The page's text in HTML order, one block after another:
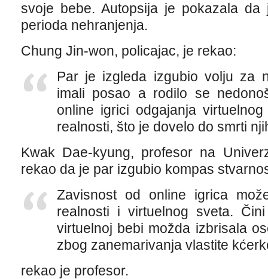
svoje bebe. Autopsija je pokazala
perioda nehranjenja.
Chung Jin-won, policajac, je rekao:
Par je izgleda izgubio volju za
imali posao a rodilo se
online igrici odgajanja
realnosti, što je dovelo do smrti
Kwak Dae-kyung, profesor na
rekao da je par izgubio kompas
Zavisnost od online igrica
realnosti i virtuelnog sveta.
virtuelnoj bebi možda izbrisala
zbog zanemarivanja vlastite
rekao je profesor.